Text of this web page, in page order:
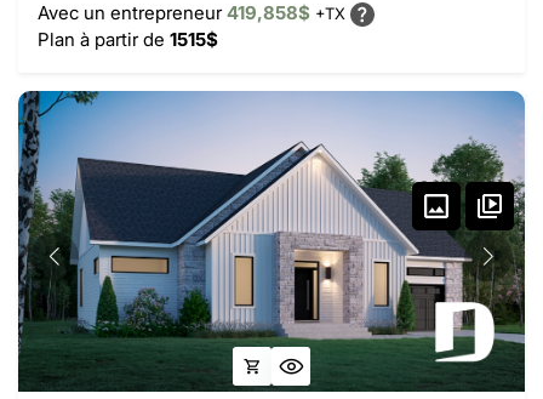
Avec un entrepreneur419,858$ +TX
Plan à partir de 1515$